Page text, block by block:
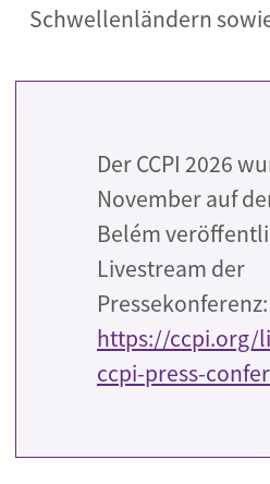
Schwellenländern
Der CCPI 2026
November auf
Belém
Livestream der
Pressekonferenz:
https://ccpi.org/
ccpi-press-